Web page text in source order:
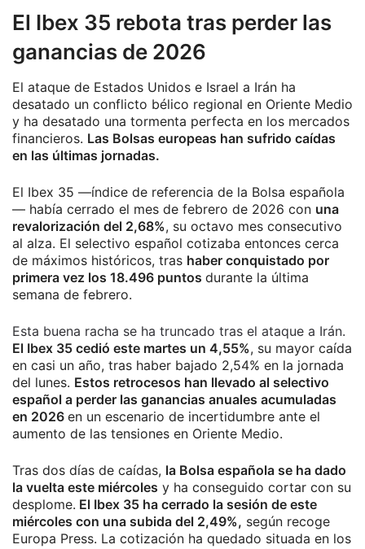
El Ibex 35 rebota tras perder las
ganancias de 2026
El ataque de Estados Unidos e Israel a Irán ha
desatado un conflicto bélico regional en Oriente Medio
y ha desatado una tormenta perfecta en los mercados
financieros. Las Bolsas europeas han sufrido caídas
en las últimas jornadas.
El Ibex 35 —índice de referencia de la Bolsa española
— había cerrado el mes de febrero de 2026 con una
revalorización del 2,68%, su octavo mes consecutivo
al alza. El selectivo español cotizaba entonces cerca
de máximos históricos, tras haber conquistado por
primera vez los 18.496 puntos durante la última
semana de febrero.
Esta buena racha se ha truncado tras el ataque a Irán.
El Ibex 35 cedió este martes un 4,55%, su mayor caída
en casi un año, tras haber bajado 2,54% en la jornada
del lunes. Estos retrocesos han llevado al selectivo
español a perder las ganancias anuales acumuladas
en 2026 en un escenario de incertidumbre ante el
aumento de las tensiones en Oriente Medio.
Tras dos días de caídas, la Bolsa española se ha dado
la vuelta este miércoles y ha conseguido cortar con su
desplome. El Ibex 35 ha cerrado la sesión de este
miércoles con una subida del 2,49%, según recoge
Europa Press. La cotización ha quedado situada en los